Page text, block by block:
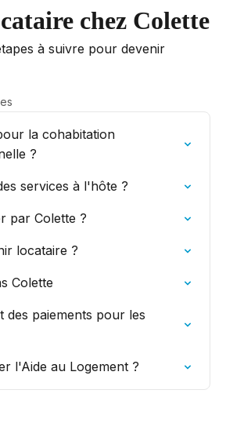
chez Colette
à suivre pour devenir
la cohabitation
?
services à l'hôte ?
par Colette ?
locataire ?
Colette
des paiements pour les
l'Aide au Logement ?